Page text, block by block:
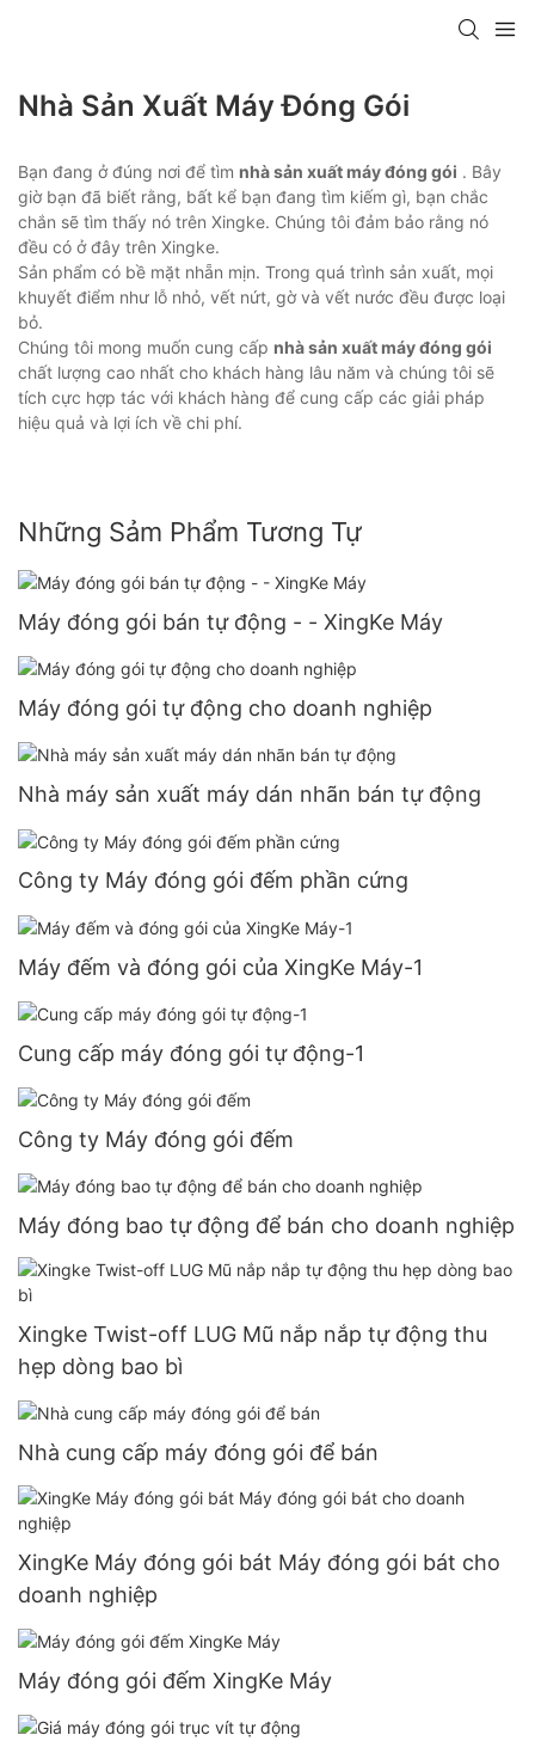
Nhà Sản Xuất Máy Đóng Gói
Bạn đang ở đúng nơi để tìm nhà sản xuất máy đóng gói . Bây
giờ bạn đã biết rằng, bất kể bạn đang tìm kiếm gì, bạn chắc
chắn sẽ tìm thấy nó trên Xingke. Chúng tôi đảm bảo rằng nó
đều có ở đây trên Xingke.
Sản phẩm có bề mặt nhẵn mịn. Trong quá trình sản xuất, mọi
khuyết điểm như lỗ nhỏ, vết nứt, gờ và vết nước đều được loại
bỏ.
Chúng tôi mong muốn cung cấp nhà sản xuất máy đóng gói
chất lượng cao nhất cho khách hàng lâu năm và chúng tôi sẽ
tích cực hợp tác với khách hàng để cung cấp các giải pháp
hiệu quả và lợi ích về chi phí.
Những Sảm Phẩm Tương Tự
Máy đóng gói bán tự động - - XingKe Máy
Máy đóng gói tự động cho doanh nghiệp
Nhà máy sản xuất máy dán nhãn bán tự động
Công ty Máy đóng gói đếm phần cứng
Máy đếm và đóng gói của XingKe Máy-1
Cung cấp máy đóng gói tự động-1
Công ty Máy đóng gói đếm
Máy đóng bao tự động để bán cho doanh nghiệp
Xingke Twist-off LUG Mũ nắp nắp tự động thu
hẹp dòng bao bì
Nhà cung cấp máy đóng gói để bán
XingKe Máy đóng gói bát Máy đóng gói bát cho
doanh nghiệp
Máy đóng gói đếm XingKe Máy